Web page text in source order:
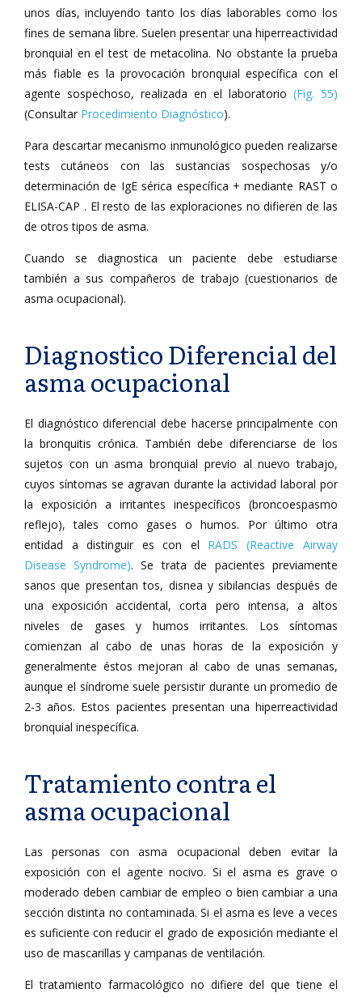
unos días, incluyendo tanto los días laborables como los
fines de semana libre. Suelen presentar una hiperreactividad
bronquial en el test de metacolina. No obstante la prueba
más fiable es la provocación bronquial específica con el
agente sospechoso, realizada en el laboratorio (Fig. 55)
(Consultar Procedimiento Diagnóstico).
Para descartar mecanismo inmunológico pueden realizarse
tests cutáneos con las sustancias sospechosas y/o
determinación de IgE sérica específica + mediante RAST o
ELISA-CAP . El resto de las exploraciones no difieren de las
de otros tipos de asma.
Cuando se diagnostica un paciente debe estudiarse
también a sus compañeros de trabajo (cuestionarios de
asma ocupacional).
Diagnostico Diferencial del
asma ocupacional
El diagnóstico diferencial debe hacerse principalmente con
la bronquitis crónica. También debe diferenciarse de los
sujetos con un asma bronquial previo al nuevo trabajo,
cuyos síntomas se agravan durante la actividad laboral por
la exposición a irritantes inespecíficos (broncoespasmo
reflejo), tales como gases o humos. Por último otra
entidad a distinguir es con el RADS (Reactive Airway
Disease Syndrome). Se trata de pacientes previamente
sanos que presentan tos, disnea y sibilancias después de
una exposición accidental, corta pero intensa, a altos
niveles de gases y humos irritantes. Los síntomas
comienzan al cabo de unas horas de la exposición y
generalmente éstos mejoran al cabo de unas semanas,
aunque el síndrome suele persistir durante un promedio de
2-3 años. Estos pacientes presentan una hiperreactividad
bronquial inespecífica.
Tratamiento contra el
asma ocupacional
Las personas con asma ocupacional deben evitar la
exposición con el agente nocivo. Si el asma es grave o
moderado deben cambiar de empleo o bien cambiar a una
sección distinta no contaminada. Si el asma es leve a veces
es suficiente con reducir el grado de exposición mediante el
uso de mascarillas y campanas de ventilación.
El tratamiento farmacológico no difiere del que tiene el